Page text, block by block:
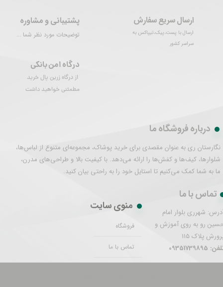
ارسال سریع سفارش
ارسال با پست،پیک،تیپاکس به
سراسر کشور
درگاه امن بانکی
از درگاه زرین پال خرید
مطمئنی خواهید داشت
پشتیبانی و مشاوره
توضیحات مورد نظر شما ...
درباره فروشگاه ما
نگارستان ری به عنوان مقصدی برای خرید پوشاک، مجموعه‌ای متنوع از لباس‌ها،
شلوارها، کیف‌ها و کفش‌ها را ارائه می‌دهد. با کیفیت بالا و طراحی‌های مدرن،
ما به شما کمک می‌کنیم تا استایل خود را به راحتی بیان کنید.
تماس با ما
شهرری بلوار امام
رو به روی آموزش و
پلاک 115
09351739895
منوی سایت
فروشگاه
تماس با ما